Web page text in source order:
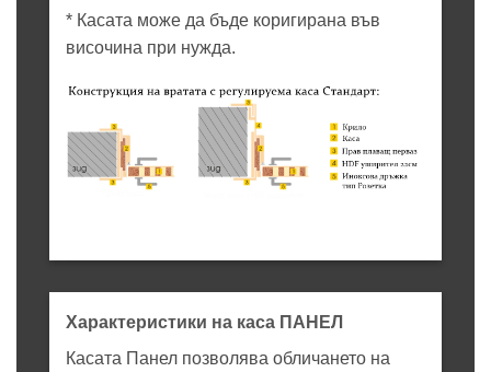
* Касата може да бъде коригирана във
височина при нужда.
Характеристики на каса ПАНЕЛ
Касата Панел позволява обличането на